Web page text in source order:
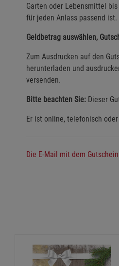
Garten oder Lebensmittel
für jeden Anlass passend ist.
Geldbetrag auswählen,
Zum Ausdrucken auf den
herunterladen und
versenden.
Bitte beachten Sie: Dieser
Er ist online, telefonisch
Die E-Mail mit dem